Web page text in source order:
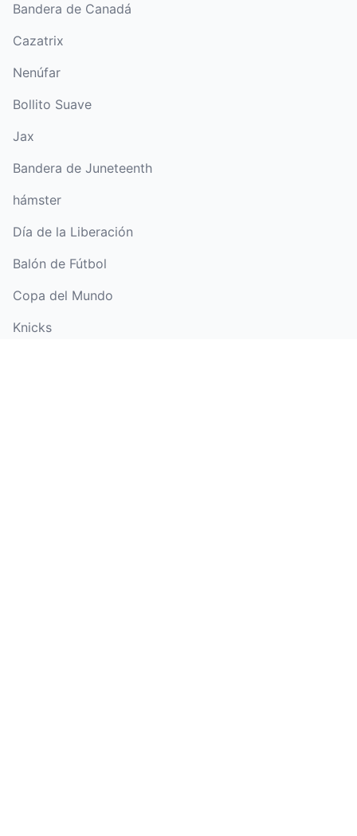
Bandera de Canadá
Cazatrix
Nenúfar
Bollito Suave
Jax
Bandera de Juneteenth
hámster
Día de la Liberación
Balón de Fútbol
Copa del Mundo
Knicks